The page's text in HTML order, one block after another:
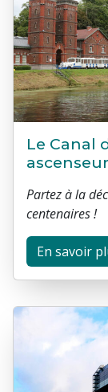
Le Canal
Partez à la
centenaires !
En savoir